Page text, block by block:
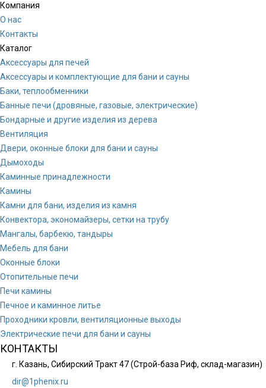
Компания
О нас
Контакты
Каталог
Аксессуары для печей
Аксессуары и комплектующие для бани и сауны
Баки, теплообменники
Банные печи (дровяные, газовые, электрические)
Бондарные и другие изделия из дерева
Вентиляция
Двери, оконные блоки для бани и сауны
Дымоходы
Каминные принадлежности
Камины
Камни для бани, изделия из камня
Конвектора, экономайзеры, сетки на трубу
Мангалы, барбекю, тандыры
Мебель для бани
Оконные блоки
Отопительные печи
Печи камины
Печное и каминное литье
Проходники кровли, вeнтиляционные выходы
Электрические печи для бани и сауны
КОНТАКТЫ
г. Казань, Сибирский Тракт 47 (Строй-база Риф, склад-магазин)
dir@1phenix.ru